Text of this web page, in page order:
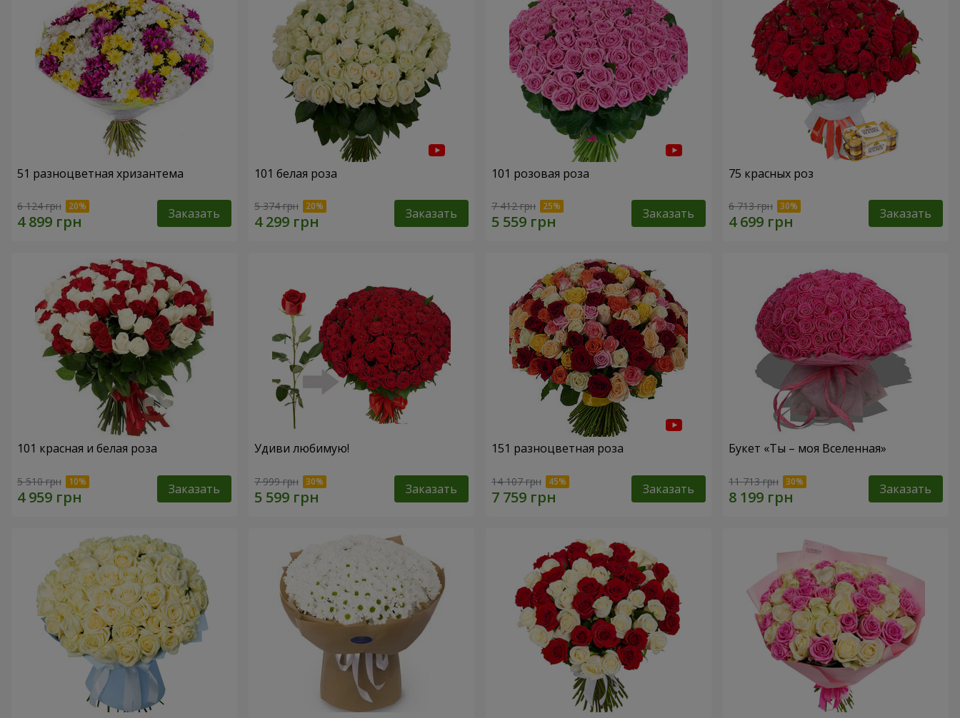
51 разноцветная хризантема
6 124 грн Заказать
101 белая роза
5 374 грн Заказать
101 розовая роза
7 412 грн Заказать
75 красных роз
6 713 грн Заказать
101 красная и белая роза
5 510 грн Заказать
Удиви любимую!
7 999 грн Заказать
151 разноцветная роза
14 107 грн Заказать
Букет «Ты – моя Вселенная»
11 713 грн Заказать